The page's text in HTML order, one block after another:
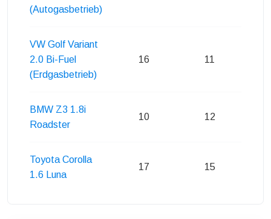
(Autogasbetrieb)
VW Golf Variant
2.0 Bi-Fuel
(Erdgasbetrieb)
16 11
BMW Z3 1.8i
Roadster
10 12
Toyota Corolla
1.6 Luna
17 15